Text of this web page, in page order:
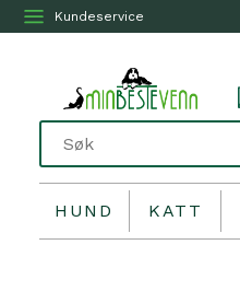
Kundeservice
HUND KATT